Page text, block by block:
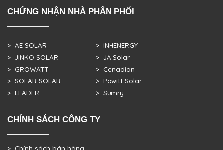
CHỨNG NHẬN NHÀ PHÂN PHỐI
> AE SOLAR
> JINKO SOLAR
> GROWATT
> SOFAR SOLAR
> LEADER
> INHENERGY
> JA Solar
> Canadian
> Powitt Solar
> Sumry
CHÍNH SÁCH CÔNG TY
> Chính sách bán hàng